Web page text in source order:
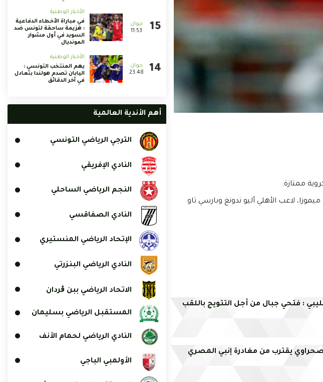
ممتازة.
لاعب الأهلي أليو ندونغ وبارسي تاو
: فتحي جبال من أجل التتويج باللقب
يقترب من مغادرة إنبي المصري
11:53
الأخبار الوطنية
في مباراة الأخطاء الدفاعية
: هزيمة ساحقة لتونس ضد
السويد في أول مشوار
المونديال
23:48
الأخبار الوطنية
يهم المنتخب التونسي :
اليابان تصدم هولندا بتعادل
في آخر الدقائق
أهم الأندية العالمية
الترجي الرياضي التونسي
النادي الإفريقي
النجم الرياضي الساحلي
النادي الصفاقسي
الإتحاد الرياضي المنستيري
النادي الرياضي البنزرتي
الاتحاد الرياضي ببن ڨردان
المستقبل الرياضي بسليمان
النادي الرياضي لحمام الأنف
الأولمبي الباجي